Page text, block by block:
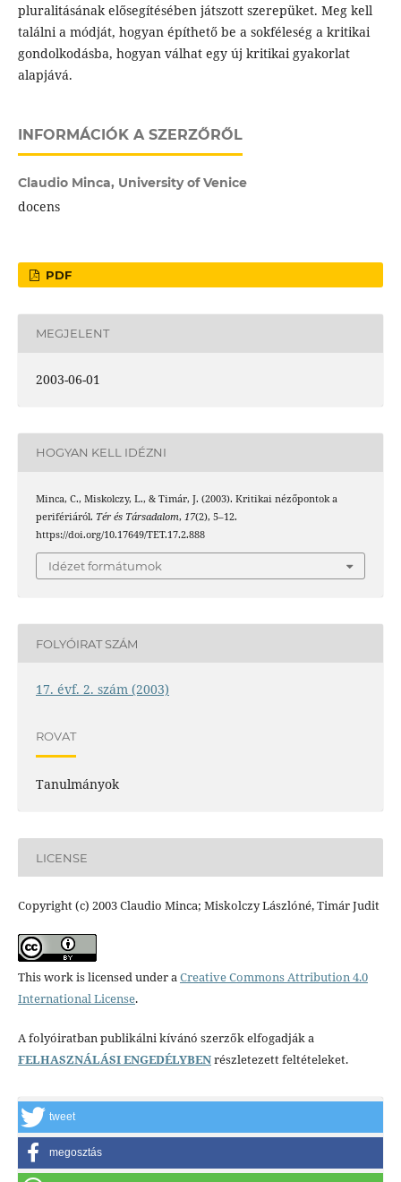
pluralitásának elősegítésében játszott szerepüket. Meg kell
találni a módját, hogyan építhető be a sokféleség a kritikai
gondolkodásba, hogyan válhat egy új kritikai gyakorlat
alapjává.
INFORMÁCIÓK A SZERZŐRŐL
Claudio Minca, University of Venice
docens
PDF
MEGJELENT
2003-06-01
HOGYAN KELL IDÉZNI
Minca, C., Miskolczy, L., & Timár, J. (2003). Kritikai nézőpontok a
perifériáról. Tér és Társadalom, 17(2), 5–12.
https://doi.org/10.17649/TET.17.2.888
Idézet formátumok
FOLYÓIRAT SZÁM
17. évf. 2. szám (2003)
ROVAT
Tanulmányok
LICENSE
Copyright (c) 2003 Claudio Minca; Miskolczy Lászlóné, Timár Judit
This work is licensed under aCreative Commons Attribution 4.0
International License.
A folyóiratban publikálni kívánó szerzők elfogadják a
FELHASZNÁLÁSI ENGEDÉLYBENrészletezett feltételeket.
tweet
megosztás